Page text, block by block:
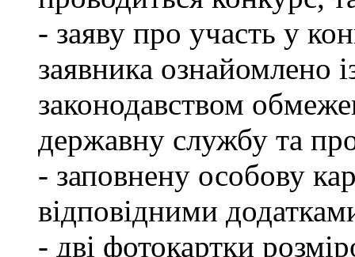
- заяву про участь у
заявника ознайомлено
законодавством
державну службу та
- заповнену особову
відповідними
- дві фотокартки